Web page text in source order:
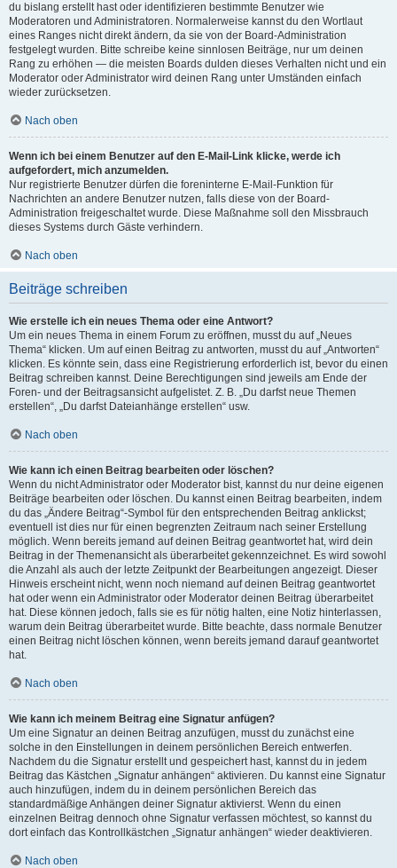
du bislang erstellt hast oder identifizieren bestimmte Benutzer wie
Moderatoren und Administratoren. Normalerweise kannst du den Wortlaut
eines Ranges nicht direkt ändern, da sie von der Board-Administration
festgelegt wurden. Bitte schreibe keine sinnlosen Beiträge, nur um deinen
Rang zu erhöhen — die meisten Boards dulden dieses Verhalten nicht und ein
Moderator oder Administrator wird deinen Rang unter Umständen einfach
wieder zurücksetzen.
Nach oben
Wenn ich bei einem Benutzer auf den E-Mail-Link klicke, werde ich
aufgefordert, mich anzumelden.
Nur registrierte Benutzer dürfen die foreninterne E-Mail-Funktion für
Nachrichten an andere Benutzer nutzen, falls diese von der Board-
Administration freigeschaltet wurde. Diese Maßnahme soll den Missbrauch
dieses Systems durch Gäste verhindern.
Nach oben
Beiträge schreiben
Wie erstelle ich ein neues Thema oder eine Antwort?
Um ein neues Thema in einem Forum zu eröffnen, musst du auf „Neues
Thema“ klicken. Um auf einen Beitrag zu antworten, musst du auf „Antworten“
klicken. Es könnte sein, dass eine Registrierung erforderlich ist, bevor du einen
Beitrag schreiben kannst. Deine Berechtigungen sind jeweils am Ende der
Foren- und der Beitragsansicht aufgelistet. Z. B. „Du darfst neue Themen
erstellen“, „Du darfst Dateianhänge erstellen“ usw.
Nach oben
Wie kann ich einen Beitrag bearbeiten oder löschen?
Wenn du nicht Administrator oder Moderator bist, kannst du nur deine eigenen
Beiträge bearbeiten oder löschen. Du kannst einen Beitrag bearbeiten, indem
du das „Ändere Beitrag“-Symbol für den entsprechenden Beitrag anklickst;
eventuell ist dies nur für einen begrenzten Zeitraum nach seiner Erstellung
möglich. Wenn bereits jemand auf deinen Beitrag geantwortet hat, wird dein
Beitrag in der Themenansicht als überarbeitet gekennzeichnet. Es wird sowohl
die Anzahl als auch der letzte Zeitpunkt der Bearbeitungen angezeigt. Dieser
Hinweis erscheint nicht, wenn noch niemand auf deinen Beitrag geantwortet
hat oder wenn ein Administrator oder Moderator deinen Beitrag überarbeitet
hat. Diese können jedoch, falls sie es für nötig halten, eine Notiz hinterlassen,
warum dein Beitrag überarbeitet wurde. Bitte beachte, dass normale Benutzer
einen Beitrag nicht löschen können, wenn bereits jemand darauf geantwortet
hat.
Nach oben
Wie kann ich meinem Beitrag eine Signatur anfügen?
Um eine Signatur an deinen Beitrag anzufügen, musst du zunächst eine
solche in den Einstellungen in deinem persönlichen Bereich entwerfen.
Nachdem du die Signatur erstellt und gespeichert hast, kannst du in jedem
Beitrag das Kästchen „Signatur anhängen“ aktivieren. Du kannst eine Signatur
auch hinzufügen, indem du in deinem persönlichen Bereich das
standardmäßige Anhängen deiner Signatur aktivierst. Wenn du einen
einzelnen Beitrag dennoch ohne Signatur verfassen möchtest, so kannst du
dort einfach das Kontrollkästchen „Signatur anhängen“ wieder deaktivieren.
Nach oben